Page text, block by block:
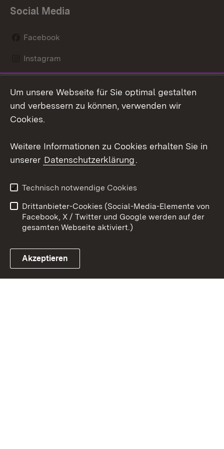
Social Media
Facebook
Instagram
Mastodon
Youtube
Link zum Landesportal
Kontakt
Datenschutz
Barrierefreiheit
Impressum Cookies
Um unsere Webseite für Sie optimal gestalten
und verbessern zu können, verwenden wir
Cookies.
Weitere Informationen zu Cookies erhalten Sie in
unserer Datenschutzerklärung.
Technisch notwendige Cookies
Drittanbieter-Cookies (Social-Media-Elemente von
Facebook, X / Twitter und Google werden auf der
gesamten Webseite aktiviert.)
Akzeptieren